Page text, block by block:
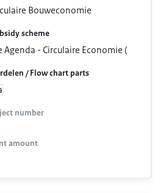
Bouweconomie
scheme
Agenda - Circulaire Economie (
/ Flow chart parts
number
amount